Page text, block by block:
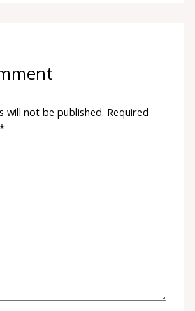
will not be published. Required
*